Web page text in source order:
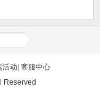
活动 客服中心
Reserved